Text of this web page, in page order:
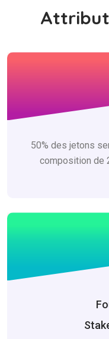
50% des jetons
composition de